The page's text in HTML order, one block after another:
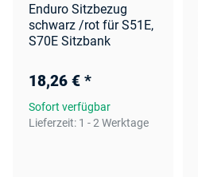
Enduro Sitzbezug
schwarz /rot für S51E,
S70E Sitzbank
18,26 € *
Sofort verfügbar
Lieferzeit: 1 - 2 Werktage